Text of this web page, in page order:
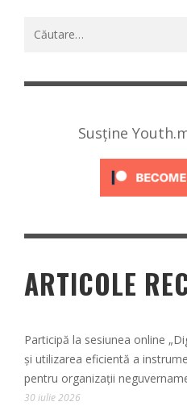
Caută
Susține
ARTICOLE
Participă la sesiunea online
și utilizarea eficientă a
pentru organizații
30 iulie 2026